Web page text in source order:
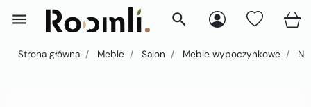
menu search
Strona główna Meble Salon Meble wypoczynkowe